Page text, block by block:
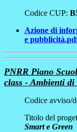
Codice CUP:
Azione di
e
PNRR Piano
class - Ambienti
Codice avviso/
Titolo del
Smart e Green